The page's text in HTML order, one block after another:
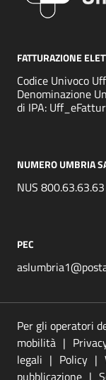
FATTURAZIONE
Codice Univoco
Denominazione
di IPA:
NUMERO UMBRIA
NUS 800.63.63.63
PEC
Per gli operatori
mobilità
legali
Policy